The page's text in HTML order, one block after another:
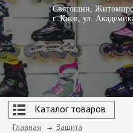
Святошин,
г. Киев, ул.
Каталог товаров
Главная
Защита